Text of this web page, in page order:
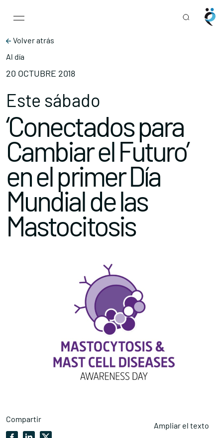
Main Navigation
Volver atrás
Al día
20 OCTUBRE 2018
Este sábado
‘Conectados para
Cambiar el Futuro’
en el primer Día
Mundial de las
Mastocitosis
Compartir
Ampliar el texto